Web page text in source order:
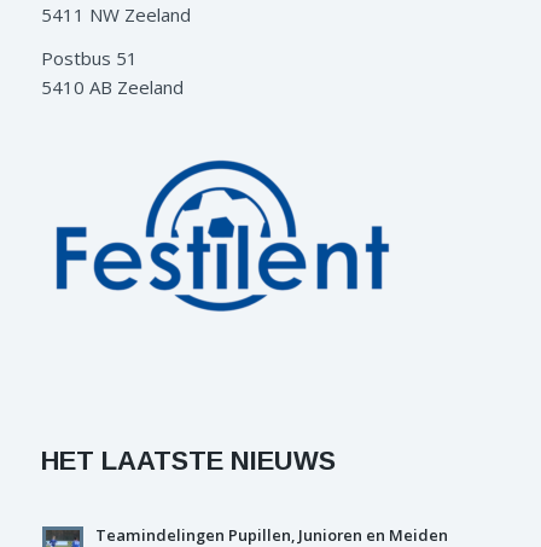
5411 NW Zeeland
Postbus 51
5410 AB Zeeland
HET LAATSTE NIEUWS
Teamindelingen Pupillen, Junioren en Meiden